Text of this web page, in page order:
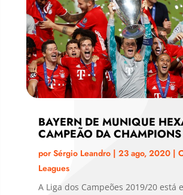
BAYERN DE MUNIQUE
CAMPEÃO DA
porSérgio Leandro| 23 ago, 2020|
Leagues
A Liga dos Campeões 2019/20 está